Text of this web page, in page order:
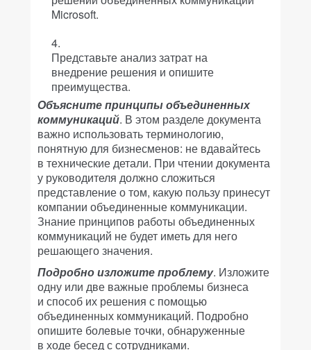
Microsoft.
Представьте анализ затрат на
внедрение решения и опишите
преимущества.
Объясните принципы объединенных
коммуникаций. В этом разделе документа
важно использовать терминологию,
понятную для бизнесменов: не вдавайтесь
в технические детали. При чтении документа
у руководителя должно сложиться
представление о том, какую пользу принесут
компании объединенные коммуникации.
Знание принципов работы объединенных
коммуникаций не будет иметь для него
решающего значения.
Подробно изложите проблему. Изложите
одну или две важные проблемы бизнеса
и способ их решения с помощью
объединенных коммуникаций. Подробно
опишите болевые точки, обнаруженные
в ходе бесед с сотрудниками.